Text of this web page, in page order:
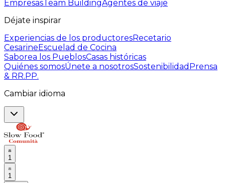
Empresas Team BuildingAgentes de viaje
Déjate inspirar
Experiencias de los productoresRecetario
CesarineEscuelad de Cocina
Saborea los PueblosCasas históricas
Quiénes somosÚnete a nosotrosSostenibilidad Prensa
& RR.PP.
Cambiar idioma
1
1